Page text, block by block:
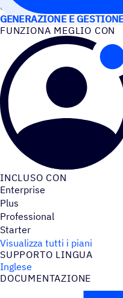
CASI D’USO
GENERAZIONE E
FUNZIONA MEGLIO CON
INCLUSO CON
Enterprise
Plus
Professional
Starter
Visualizza tutti i piani
SUPPORTO LINGUA
Inglese
DOCU­MEN­TA­ZIONE